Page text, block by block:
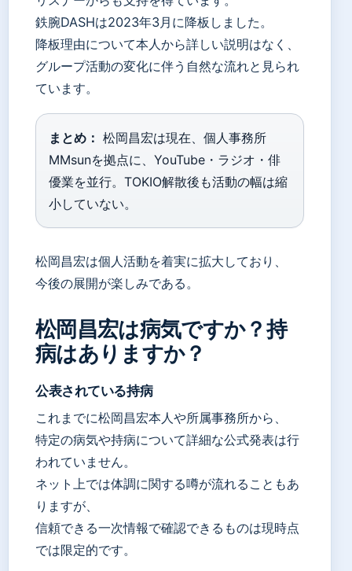
鉄腕DASHは2023年3月に降板しました。
降板理由について本人から詳しい説明はなく、
グループ活動の変化に伴う自然な流れと見られ
ています。
まとめ： 松岡昌宏は現在、個人事務所
MMsunを拠点に、YouTube・ラジオ・俳
優業を並行。TOKIO解散後も活動の幅は縮
小していない。
松岡昌宏は個人活動を着実に拡大しており、
今後の展開が楽しみである。
松岡昌宏は病気ですか？持
病はありますか？
公表されている持病
これまでに松岡昌宏本人や所属事務所から、
特定の病気や持病について詳細な公式発表は行
われていません。
ネット上では体調に関する噂が流れることもあ
りますが、
信頼できる一次情報で確認できるものは現時点
では限定的です。